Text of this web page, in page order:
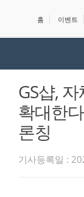
홈 이벤트
GS샵,
확대한
론칭
기사등록일 :